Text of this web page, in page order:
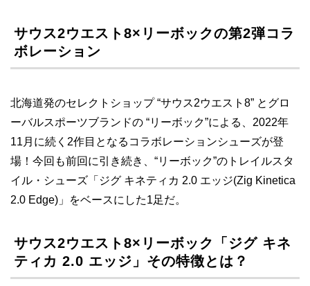
サウス2ウエスト8×リーボックの第2弾コラ
ボレーション
北海道発のセレクトショップ “サウス2ウエスト8” とグロ
ーバルスポーツブランドの “リーボック”による、2022年
11月に続く2作目となるコラボレーションシューズが登
場！今回も前回に引き続き、“リーボック”のトレイルスタ
イル・シューズ「ジグ キネティカ 2.0 エッジ(Zig Kinetica
2.0 Edge)」をベースにした1足だ。
サウス2ウエスト8×リーボック「ジグ キネ
ティカ 2.0 エッジ」その特徴とは？